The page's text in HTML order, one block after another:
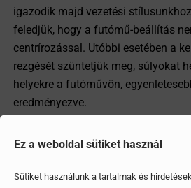
Ez a weboldal sütiket használ
Sütiket használunk a tartalmak és
igazodik majd vezetési
feledjük, hogy a futómű-beállítás
centrírozással. Utóbbi esetében a
rezgését szüntetjük meg, súlyokat
helyekre a futóművön,
eredményezve.
Megosztom